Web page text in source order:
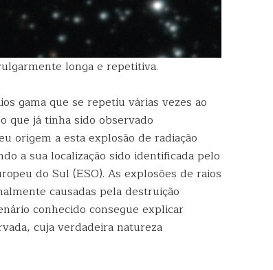
longa e repetitiva.
gama que se repetiu várias vezes ao
que já tinha sido observado
origem a esta explosão de radiação
a sua localização sido identificada pelo
do Sul (ESO). As explosões de raios
causadas pela destruição
conhecido consegue explicar
cuja verdadeira natureza